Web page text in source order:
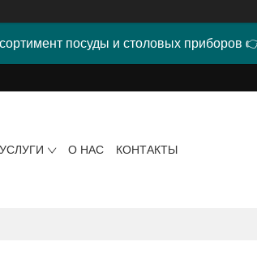
посуды и столовых приборов
О НАС КОНТАКТЫ